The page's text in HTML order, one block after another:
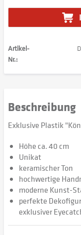
Artikel-
Nr.:
Beschreibung
Exklusive Plastik
Höhe ca. 40 cm
Unikat
keramischer Ton
hochwertige
moderne Kunst-
perfekte
exklusiver